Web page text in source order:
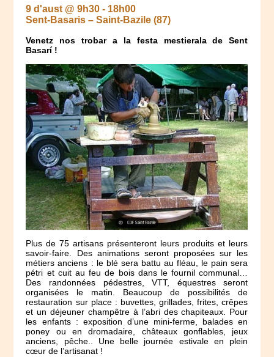
9 d'aust @ 9h30 - 18h00
Sent-Basaris – Saint-Bazile (87)
Venetz nos trobar a la festa mestierala de Sent
Basarí !
Plus de 75 artisans présenteront leurs produits et leurs
savoir-faire. Des animations seront proposées sur les
métiers anciens : le blé sera battu au fléau, le pain sera
pétri et cuit au feu de bois dans le fournil communal…
Des randonnées pédestres, VTT, équestres seront
organisées le matin. Beaucoup de possibilités de
restauration sur place : buvettes, grillades, frites, crêpes
et un déjeuner champêtre à l’abri des chapiteaux. Pour
les enfants : exposition d’une mini-ferme, balades en
poney ou en dromadaire, châteaux gonflables, jeux
anciens, pêche.. Une belle journée estivale en plein
cœur de l’artisanat !